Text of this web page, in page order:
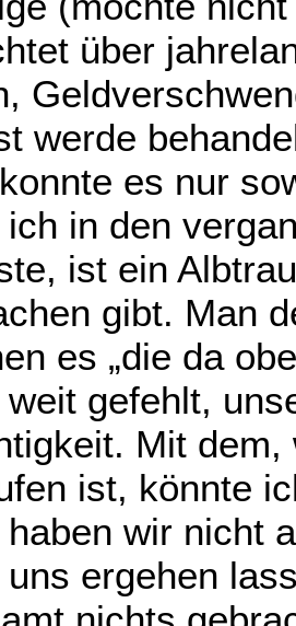
über
werde
es nur
in den
ist ein
gibt. Man
es „die da
weit gefehlt,
Mit
ist, könnte
wir nicht
uns ergehen